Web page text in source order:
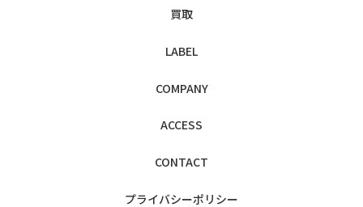
買取
LABEL
COMPANY
ACCESS
CONTACT
プライバシーポリシー